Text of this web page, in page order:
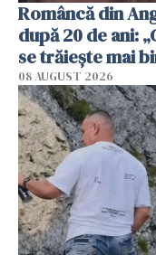
Româncă din
după 20 de ani:
se trăiește mai
08 AUGUST 2026